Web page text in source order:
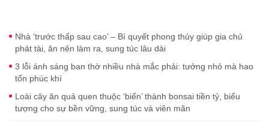
Nhà ‘trước thấp sau cao’ – Bí quyết phong thủy giúp gia chủ
phát tài, ăn nên làm ra, sung túc lâu dài
3 lỗi ánh sáng ban thờ nhiều nhà mắc phải: tưởng nhỏ mà hao
tổn phúc khí
Loài cây ăn quả quen thuộc ‘biến’ thành bonsai tiền tỷ, biểu
tượng cho sự bền vững, sung túc và viên mãn